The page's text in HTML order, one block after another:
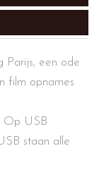
Parijs, een ode
film opnames
Op USB
staan alle